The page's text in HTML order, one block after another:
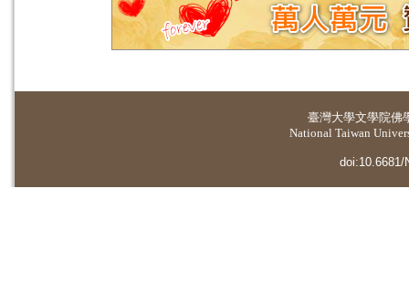
臺灣大學文學院佛
National Taiwan
doi:10.6681/